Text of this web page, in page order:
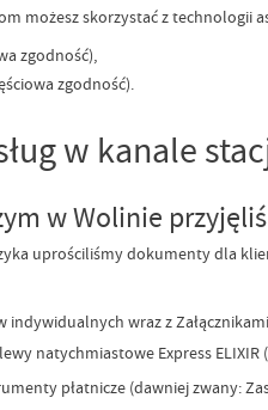
możesz skorzystać z technologii
zgodność),
zgodność).
w kanale
w Wolinie
uprościliśmy dokumenty dla
wraz z
natychmiastowe Express
płatnicze (dawniej zwany: